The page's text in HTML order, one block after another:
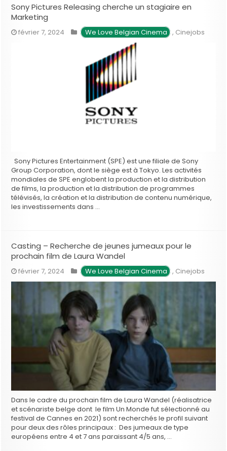
Sony Pictures Releasing cherche un stagiaire en
Marketing
février 7, 2024 We Love Belgian Cinema , Cinejobs
Sony Pictures Entertainment (SPE) est une filiale de Sony
Group Corporation, dont le siège est à Tokyo. Les activités
mondiales de SPE englobent la production et la distribution
de films, la production et la distribution de programmes
télévisés, la création et la distribution de contenu numérique,
les investissements dans …
Casting – Recherche de jeunes jumeaux pour le
prochain film de Laura Wandel
février 7, 2024 We Love Belgian Cinema , Cinejobs
Dans le cadre du prochain film de Laura Wandel (réalisatrice
et scénariste belge dont le film Un Monde fut sélectionné au
festival de Cannes en 2021) sont recherchés le profil suivant
pour deux des rôles principaux : Des jumeaux de type
européens entre 4 et 7 ans paraissant 4/5 ans, …